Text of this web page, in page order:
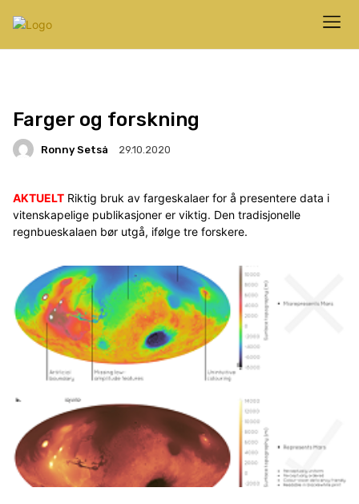
Farger og forskning
Ronny Setså 29.10.2020
AKTUELT Riktig bruk av fargeskalaer for å presentere data i
vitenskapelige publikasjoner er viktig. Den tradisjonelle
regnbueskalaen bør utgå, ifølge tre forskere.